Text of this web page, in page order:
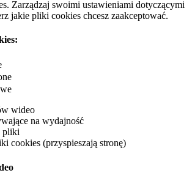
Zarządzaj swoimi ustawieniami dotyczącymi
jakie pliki cookies chcesz zaakceptować.
wideo
na wydajność
pliki
cookies (przyspieszają stronę)